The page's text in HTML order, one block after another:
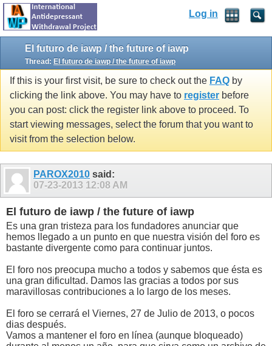
Log in
El futuro de iawp / the future of iawp
Thread: El futuro de iawp / the future of iawp
If this is your first visit, be sure to check out the FAQ by
clicking the link above. You may have to register before
you can post: click the register link above to proceed. To
start viewing messages, select the forum that you want to
visit from the selection below.
PAROX2010 said:
07-23-2013 12:08 AM
El futuro de iawp / the future of iawp
Es una gran tristeza para los fundadores anunciar que
hemos llegado a un punto en que nuestra visión del foro es
bastante divergente como para continuar juntos.
El foro nos preocupa mucho a todos y sabemos que ésta es
una gran dificultad. Damos las gracias a todos por sus
maravillosas contribuciones a lo largo de los meses.
El foro se cerrará el Viernes, 27 de Julio de 2013, o pocos
dias después.
Vamos a mantener el foro en línea (aunque bloqueado)